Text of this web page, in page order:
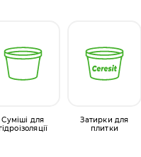
Суміші для
гідроізоляції
Затирки для
плитки